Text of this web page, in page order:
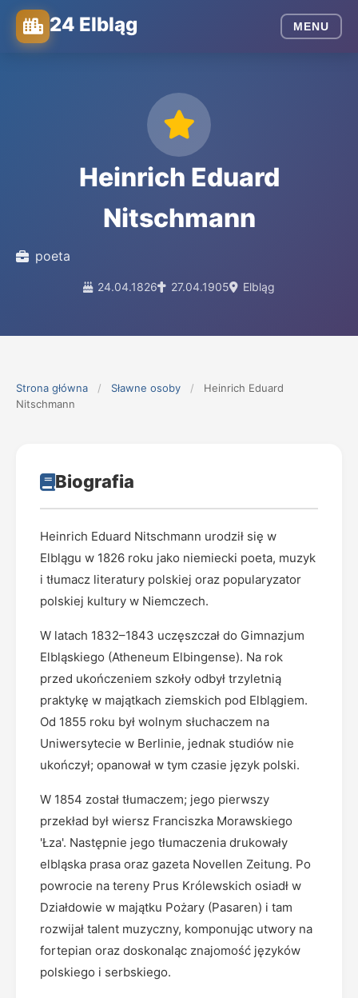
24 Elbląg MENU
Heinrich Eduard
Nitschmann
poeta
24.04.1826 27.04.1905 Elbląg
Strona główna / Sławne osoby /
Heinrich Eduard
Nitschmann
Biografia
Heinrich Eduard Nitschmann urodził się w
Elblągu w 1826 roku jako niemiecki poeta, muzyk
i tłumacz literatury polskiej oraz popularyzator
polskiej kultury w Niemczech.
W latach 1832–1843 uczęszczał do Gimnazjum
Elbląskiego (Atheneum Elbingense). Na rok
przed ukończeniem szkoły odbył trzyletnią
praktykę w majątkach ziemskich pod Elblągiem.
Od 1855 roku był wolnym słuchaczem na
Uniwersytecie w Berlinie, jednak studiów nie
ukończył; opanował w tym czasie język polski.
W 1854 został tłumaczem; jego pierwszy
przekład był wiersz Franciszka Morawskiego
'Łza'. Następnie jego tłumaczenia drukowały
elbląska prasa oraz gazeta Novellen Zeitung. Po
powrocie na tereny Prus Królewskich osiadł w
Działdowie w majątku Pożary (Pasaren) i tam
rozwijał talent muzyczny, komponując utwory na
fortepian oraz doskonaląc znajomość języków
polskiego i serbskiego.